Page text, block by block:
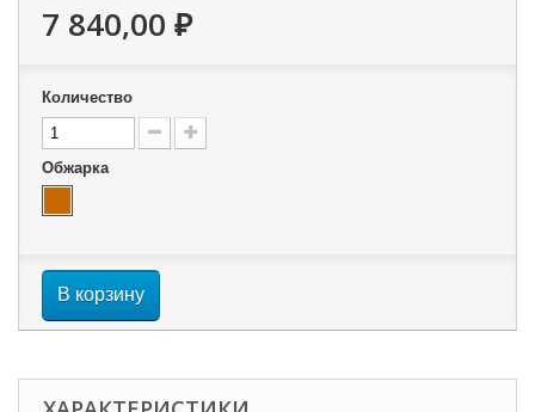
7 840,00 ₽
Количество
Обжарка
В корзину